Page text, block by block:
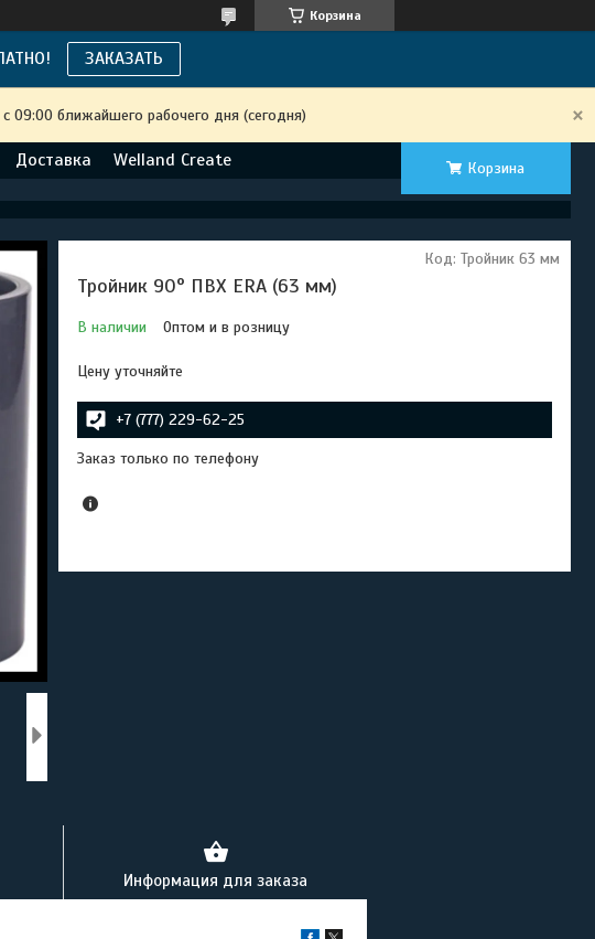
Корзина
ЗАКАЗАТЬ
09:00 ближайшего рабочего дня (сегодня)
Доставка Welland Create Корзина
Тройник 90° ПВХ ERA (63 мм)
В наличии Оптом и в розницу
Код: Тройник 63 мм
Цену уточняйте
+7 (777) 229-62-25
Заказ только по телефону
Информация для заказа